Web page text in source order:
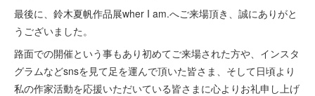
最後に、鈴木夏帆作品展wher I am.へご来場頂き、誠にありがと
うございました。
路面での開催という事もあり初めてご来場された方や、インスタ
グラムなどsnsを見て足を運んで頂いた皆さま、そして日頃より
私の作家活動を応援いただいている皆さまに心よりお礼申し上げ